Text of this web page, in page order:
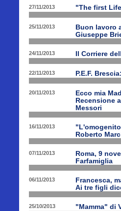
27/11/2013 "The first
25/11/2013
Buon lavoro
Giuseppe
24/11/2013 Il Corriere
22/11/2013 P.E.F.
20/11/2013
Ecco mia
Recensione
Messori
16/11/2013
Roberto
07/11/2013
Roma, 9
Farfamiglia
06/11/2013
Francesca,
Ai tre figli
25/10/2013 "Mamma" di